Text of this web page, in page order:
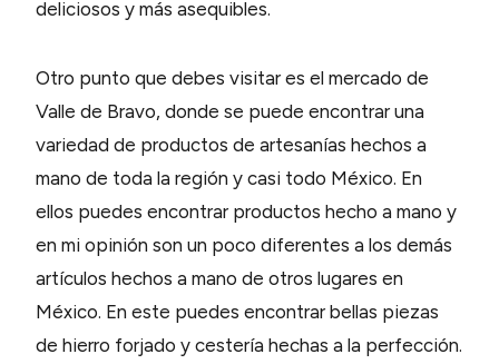
deliciosos y más asequibles.
Otro punto que debes visitar es el mercado de
Valle de Bravo, donde se puede encontrar una
variedad de productos de artesanías hechos a
mano de toda la región y casi todo México. En
ellos puedes encontrar productos hecho a mano y
en mi opinión son un poco diferentes a los demás
artículos hechos a mano de otros lugares en
México. En este puedes encontrar bellas piezas
de hierro forjado y cestería hechas a la perfección.